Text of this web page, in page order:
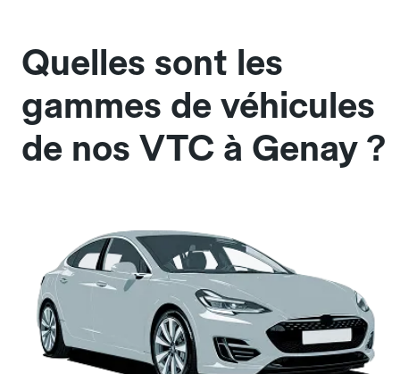
Quelles sont les
gammes de véhicules
de nos VTC à Genay ?